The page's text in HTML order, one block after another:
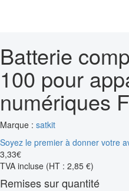
Batterie
100 pour
numériques
Marque : satkit
Soyez le premier à donner votre
3,33€
TVA incluse (HT : 2,85 €)
Remises sur quantité